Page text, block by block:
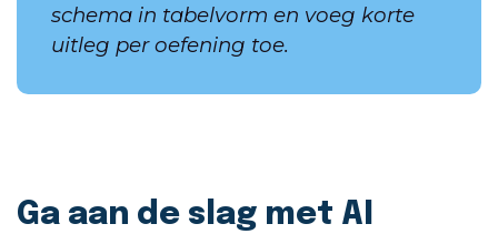
schema in tabelvorm en voeg korte
uitleg per oefening toe.
Ga aan de slag met AI